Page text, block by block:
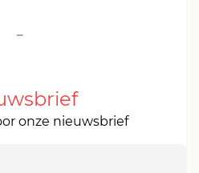
-
onze nieuwsbrief